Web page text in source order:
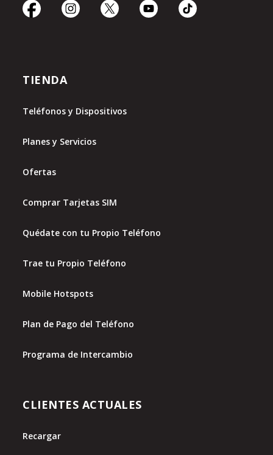
TIENDA
Teléfonos y Dispositivos
Planes y Servicios
Ofertas
Comprar Tarjetas SIM
Quédate con tu Propio Teléfono
Trae tu Propio Teléfono
Mobile Hotspots
Plan de Pago del Teléfono
Programa de Intercambio
CLIENTES ACTUALES
Recargar